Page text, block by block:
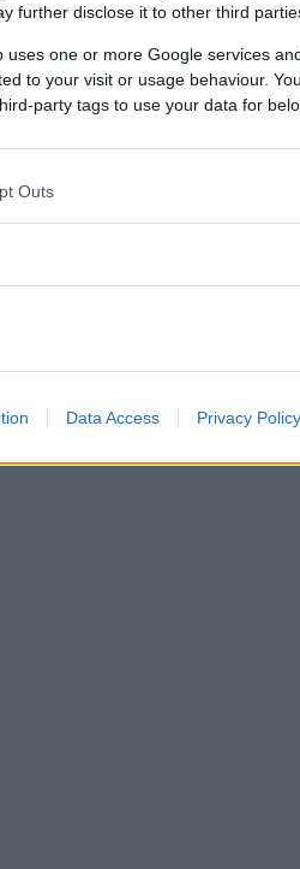
further disclose it to other third
uses one or more Google services
to your visit or usage behaviour.
party tags to use your data for
Outs
Data Access Privacy Policy
Läs in fler nyheter